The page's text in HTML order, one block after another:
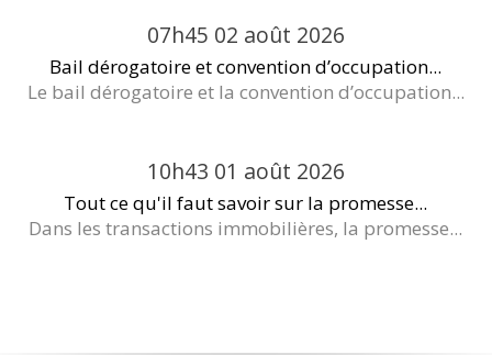
07h45 02 août 2026
Bail dérogatoire et convention d’occupation...
Le bail dérogatoire et la convention d’occupation...
10h43 01 août 2026
Tout ce qu'il faut savoir sur la promesse...
Dans les transactions immobilières, la promesse...